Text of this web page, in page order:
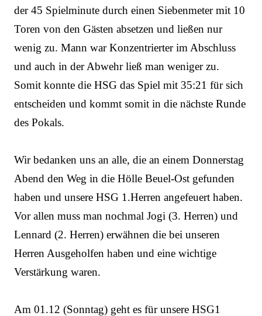
der 45 Spielminute durch einen Siebenmeter mit 10
Toren von den Gästen absetzen und ließen nur
wenig zu. Mann war Konzentrierter im Abschluss
und auch in der Abwehr ließ man weniger zu.
Somit konnte die HSG das Spiel mit 35:21 für sich
entscheiden und kommt somit in die nächste Runde
des Pokals.
Wir bedanken uns an alle, die an einem Donnerstag
Abend den Weg in die Hölle Beuel-Ost gefunden
haben und unsere HSG 1.Herren angefeuert haben.
Vor allen muss man nochmal Jogi (3. Herren) und
Lennard (2. Herren) erwähnen die bei unseren
Herren Ausgeholfen haben und eine wichtige
Verstärkung waren.
Am 01.12 (Sonntag) geht es für unsere HSG1